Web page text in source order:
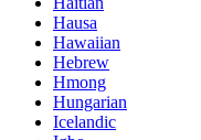
Hausa
Hawaiian
Hebrew
Hmong
Hungarian
Icelandic